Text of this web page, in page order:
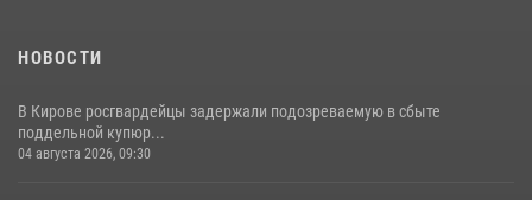
НОВОСТИ
В Кирове росгвардейцы задержали подозреваемую в сбыте
поддельной купюр...
04 августа 2026, 09:30